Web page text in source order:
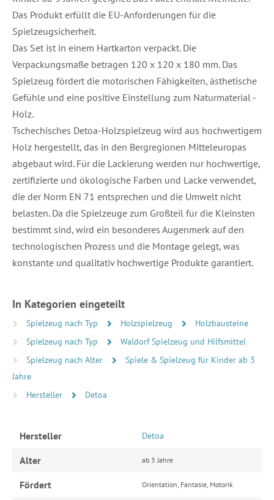
Das Produkt erfüllt die EU-Anforderungen für die
Spielzeugsicherheit.
Das Set ist in einem Hartkarton verpackt. Die
Verpackungsmaße betragen 120 x 120 x 180 mm. Das
Spielzeug fördert die motorischen Fähigkeiten, ästhetische
Gefühle und eine positive Einstellung zum Naturmaterial -
Holz.
Tschechisches Detoa-Holzspielzeug wird aus hochwertigem
Holz hergestellt, das in den Bergregionen Mitteleuropas
abgebaut wird. Für die Lackierung werden nur hochwertige,
zertifizierte und ökologische Farben und Lacke verwendet,
die der Norm EN 71 entsprechen und die Umwelt nicht
belasten. Da die Spielzeuge zum Großteil für die Kleinsten
bestimmt sind, wird ein besonderes Augenmerk auf den
technologischen Prozess und die Montage gelegt, was
konstante und qualitativ hochwertige Produkte garantiert.
In Kategorien eingeteilt
Spielzeug nach Typ Holzspielzeug
Holzbausteine
Spielzeug nach Typ
Waldorf Spielzeug und Hilfsmittel
Spielzeug nach Alter
Spiele & Spielzeug für Kinder ab 3
Jahre
Hersteller
Detoa
Hersteller Detoa
Alter ab 3 Jahre
Fördert Orientation, Fantasie, Motorik